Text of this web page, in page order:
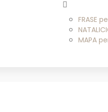
FRASE
MAPA